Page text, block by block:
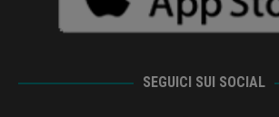
SEGUICI SUI SOCIAL